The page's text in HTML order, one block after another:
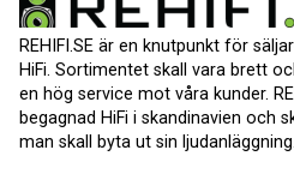
REHIFI.SE är en knutpunkt för
HiFi. Sortimentet skall vara brett
en hög service mot våra kunder.
begagnad HiFi i skandinavien och
man skall byta ut sin ljudanläggning.